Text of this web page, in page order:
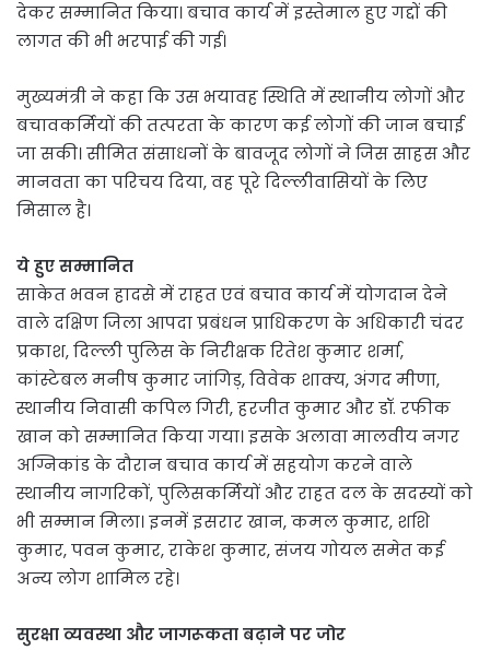
देकर सम्मानित किया। बचाव कार्य में इस्तेमाल हुए गद्दों की
लागत की भी भरपाई की गई।
मुख्यमंत्री ने कहा कि उस भयावह स्थिति में स्थानीय लोगों और
बचावकर्मियों की तत्परता के कारण कई लोगों की जान बचाई
जा सकी। सीमित संसाधनों के बावजूद लोगों ने जिस साहस और
मानवता का परिचय दिया, वह पूरे दिल्लीवासियों के लिए
मिसाल है।
ये हुए सम्मानित
साकेत भवन हादसे में राहत एवं बचाव कार्य में योगदान देने
वाले दक्षिण जिला आपदा प्रबंधन प्राधिकरण के अधिकारी चंदर
प्रकाश, दिल्ली पुलिस के निरीक्षक रितेश कुमार शर्मा,
कांस्टेबल मनीष कुमार जांगिड़, विवेक शाक्य, अंगद मीणा,
स्थानीय निवासी कपिल गिरी, हरजीत कुमार और डॉ. रफीक
खान को सम्मानित किया गया। इसके अलावा मालवीय नगर
अग्निकांड के दौरान बचाव कार्य में सहयोग करने वाले
स्थानीय नागरिकों, पुलिसकर्मियों और राहत दल के सदस्यों को
भी सम्मान मिला। इनमें इसरार खान, कमल कुमार, शशि
कुमार, पवन कुमार, राकेश कुमार, संजय गोयल समेत कई
अन्य लोग शामिल रहे।
सुरक्षा व्यवस्था और जागरूकता बढ़ाने पर जोर